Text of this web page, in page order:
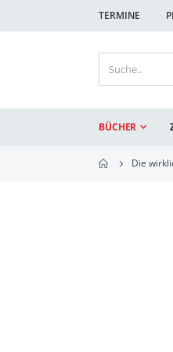
TERMINE
BÜCHER
Die